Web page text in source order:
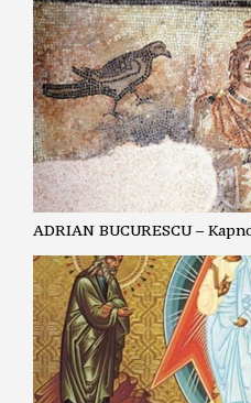
ADRIAN BUCURESCU –